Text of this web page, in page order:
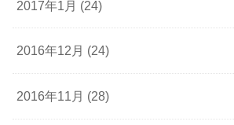
2017年1月 (24)
2016年12月 (24)
2016年11月 (28)